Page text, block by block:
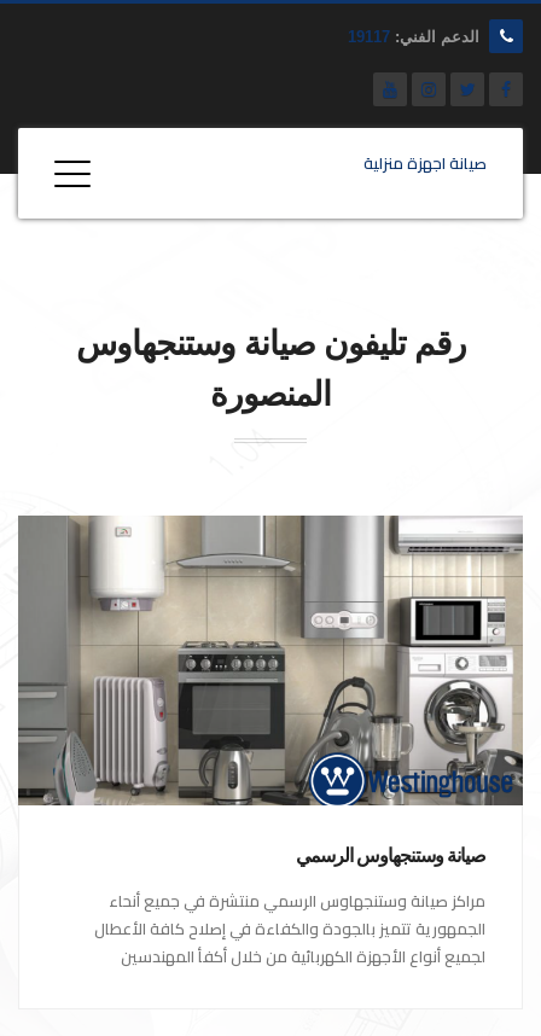
الدعم الفني: 19117
صيانة اجهزة منزلية
رقم تليفون صيانةوستنجهاوس
المنصورة
صيانة وستنجهاوس الرسمي
مراكز صيانة وستنجهاوس الرسمي منتشرة في جميع أنحاء
الجمهورية تتميز بالجودة والكفاءة في إصلاح كافة الأعطال
لجميع أنواع الأجهزة الكهربائية من خلال أكفأ المهندسين